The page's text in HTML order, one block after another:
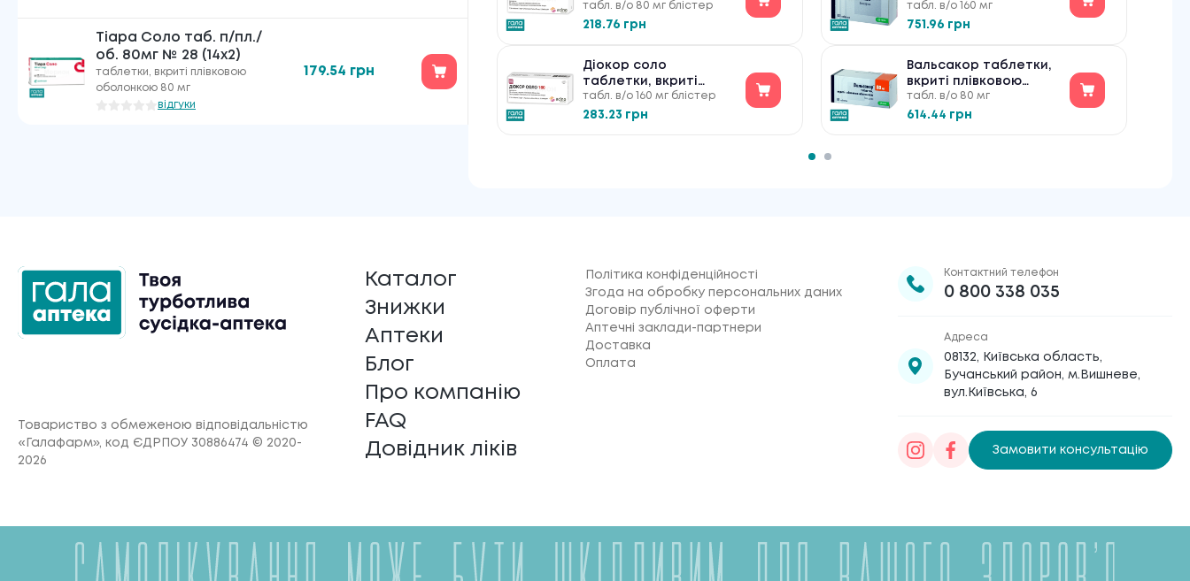
Тіара Соло таб. п/пл./
об. 80мг № 28 (14х2)
таблетки, вкриті плівковою
оболонкою 80 мг
відгуки
179.54 грн
плівковою оболонкою
по 80 мг №30
табл. в/о 80 мг блістер
218.76 грн
Діокор соло
таблетки, вкриті
плівковою оболонкою
по 160 мг №30
табл. в/о 160 мг блістер
283.23 грн
оболонкою по 160 мг
№84
табл. в/о 160 мг
751.96 грн
Вальсакор таблетки,
вкриті плівковою
оболонкою по 80 мг
№84
табл. в/о 80 мг
614.44 грн
Товариство з обмеженою відповідальністю
«Галафарм», код ЄДРПОУ 30886474 © 2020-
2026
Каталог
Знижки
Аптеки
Блог
Про компанію
FAQ
Довідник ліків
Політика конфіденційності
Згода на обробку персональних даних
Договір публічної оферти
Аптечні заклади-партнери
Доставка
Оплата
Контактний телефон
0 800 338 035
Адреса
08132, Київська область,
Бучанський район, м.Вишневе,
вул.Київська, 6
Замовити консультацію